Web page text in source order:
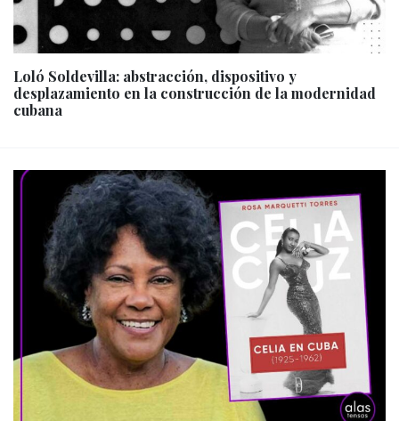
Loló Soldevilla: abstracción, dispositivo y
desplazamiento en la construcción de la modernidad
cubana